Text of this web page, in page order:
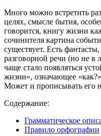
Много можно встретить
целях, смысле бытия,
говорится, книгу жизни
сочинителя картина
существует. Есть
разговорной речи (но не в
чаще стало появляться
жизни», означающее
Может и прописывать его
Содержание:
Грамматическое
Правило орфографии